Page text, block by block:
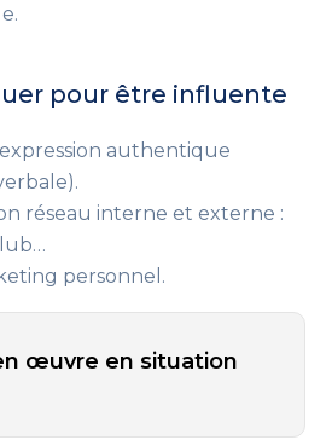
pour être influente
authentique
réseau interne et externe :
personnel.
œuvre en situation